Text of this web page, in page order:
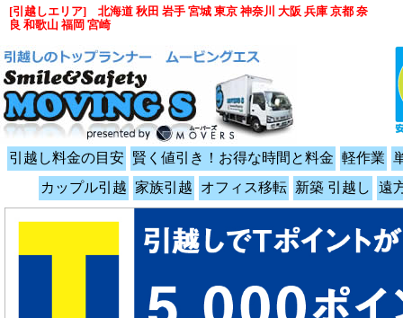
引越し料金の目安 賢く値引き！お得な時間と料金 軽作業
カップル引越 家族引越 オフィス移転 新築 引越し 遠
[引越しエリア] 北海道 秋田 岩手 宮城 東京 神奈川 大阪 兵庫 京都 奈
良 和歌山 福岡 宮崎